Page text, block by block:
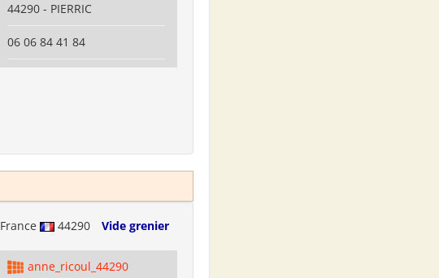
44290 - PIERRIC
06 06 84 41 84
France 44290 Vide grenier
anne_ricoul_44290